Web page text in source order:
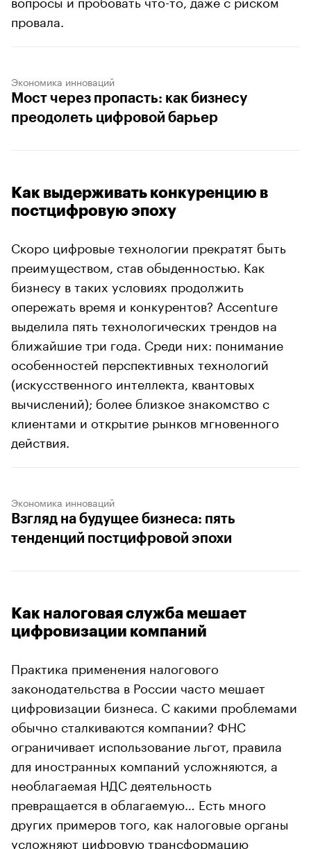
провала.
Экономика инноваций
Мост через пропасть: как бизнесу
преодолеть цифровой барьер
Как выдерживать конкуренцию в
постцифровую эпоху
Скоро цифровые технологии прекратят быть
преимуществом, став обыденностью. Как
бизнесу в таких условиях продолжить
опережать время и конкурентов? Accenture
выделила пять технологических трендов на
ближайшие три года. Среди них: понимание
особенностей перспективных технологий
(искусственного интеллекта, квантовых
вычислений); более близкое знакомство с
клиентами и открытие рынков мгновенного
действия.
Экономика инноваций
Взгляд на будущее бизнеса: пять
тенденций постцифровой эпохи
Как налоговая служба мешает
цифровизации компаний
Практика применения налогового
законодательства в России часто мешает
цифровизации бизнеса. С какими проблемами
обычно сталкиваются компании? ФНС
ограничивает использование льгот, правила
для иностранных компаний усложняются, а
необлагаемая НДС деятельность
превращается в облагаемую… Есть много
других примеров того, как налоговые органы
усложняют цифровую трансформацию